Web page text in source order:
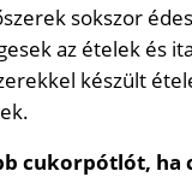
sokszor
az ételek és
készült
cukorpótlót, ha